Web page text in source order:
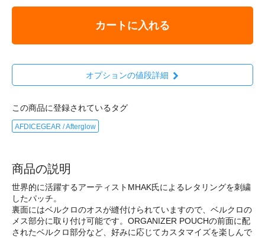
カートに入れる
オプションの値段詳細
この商品に登録されているタグ
AFDICEGEAR / Afterglow
商品の説明
世界的に活躍するアーティストMHAK氏によるレタリングを刺繍
したパッチ。
裏面にはベルクロのオスが縫付けられていますので、ベルクロの
メス部分に取り付け可能です。ORGANIZER POUCHの前面に配
されたベルクロ部分など、好みに応じてカスタマイズを楽しんで